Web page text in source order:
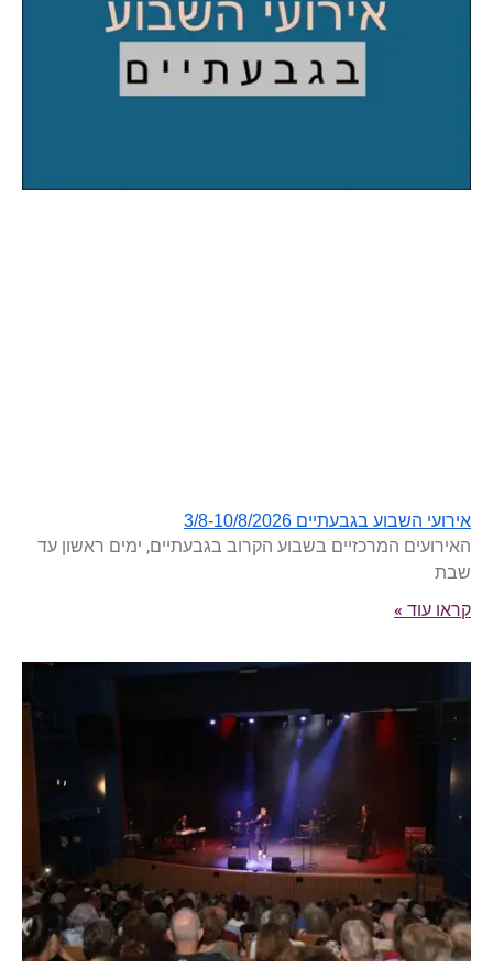
אירועי השבוע בגבעתיים 3/8-10/8/2026
האירועים המרכזיים בשבוע הקרוב בגבעתיים, ימים ראשון עד
שבת
קראו עוד »